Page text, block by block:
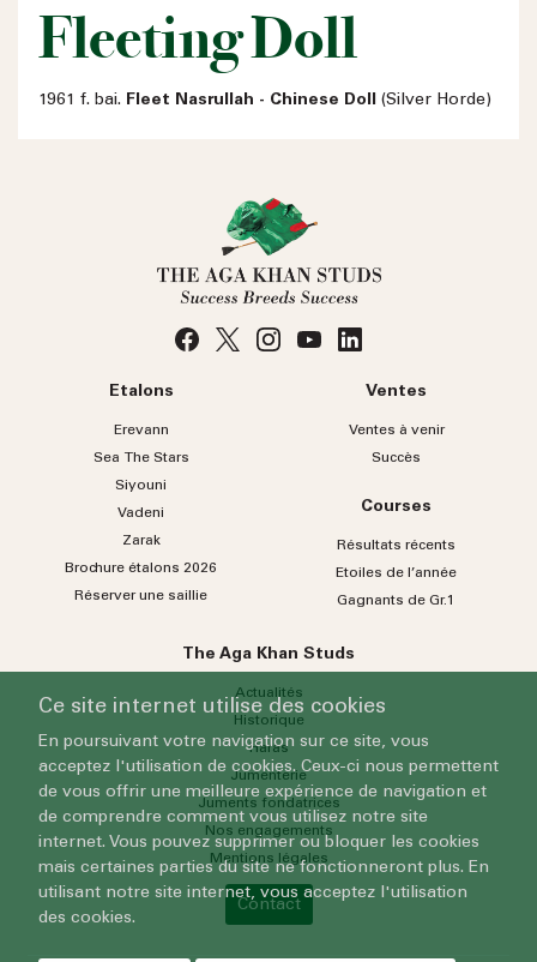
Fleeting Doll
1961 f. bai. Fleet Nasrullah - Chinese Doll (Silver Horde)
Etalons
Erevann
Sea TheStars
Siyouni
Vadeni
Zarak
Brochure étalons 2026
Réserver une saillie
Ventes
Ventes à venir
Succès
Courses
Résultats récents
Etoiles de l’année
Gagnants de Gr.1
The Aga Khan Studs
Actualités
Historique
Haras
Jumenterie
Juments fondatrices
Nos engagements
Mentions légales
Contact
Ce site internet utilise des cookies
En poursuivant votre navigation sur ce site, vous
acceptez l'utilisation de cookies. Ceux-ci nous permettent
de vous offrir une meilleure expérience de navigation et
de comprendre comment vous utilisez notre site
internet. Vous pouvez supprimer ou bloquer les cookies
mais certaines parties du site ne fonctionneront plus. En
utilisant notre site internet, vous acceptez l'utilisation
des cookies.